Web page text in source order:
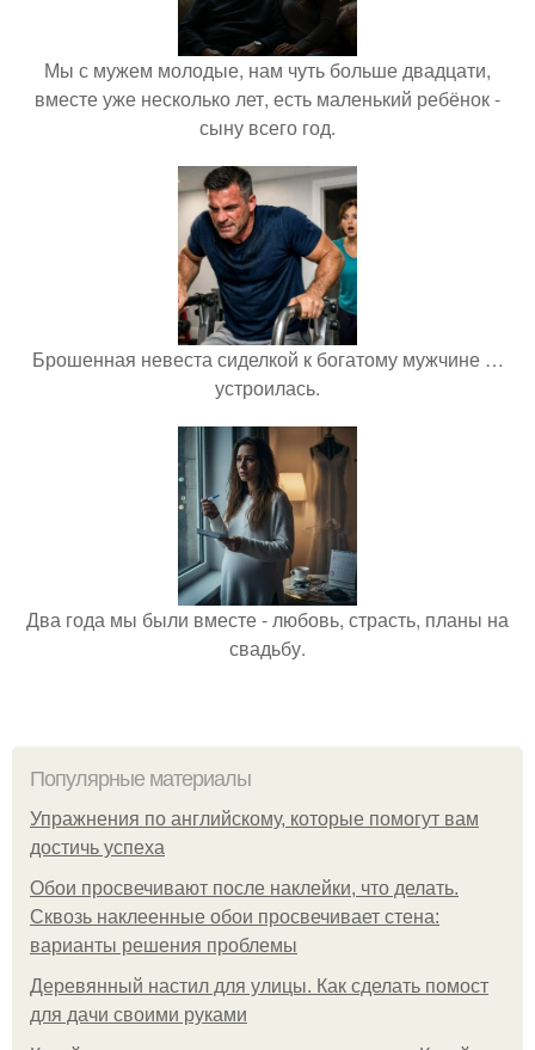
Мы с мужем молодые, нам чуть больше двадцати,
вместе уже несколько лет, есть маленький ребёнок -
сыну всего год.
Брошенная невеста сиделкой к богатому мужчине …
устроилась.
Два года мы были вместе - любовь, страсть, планы на
свадьбу.
Популярные материалы
Упражнения по английскому, которые помогут вам
достичь успеха
Обои просвечивают после наклейки, что делать.
Сквозь наклеенные обои просвечивает стена:
варианты решения проблемы
Деревянный настил для улицы. Как сделать помост
для дачи своими руками